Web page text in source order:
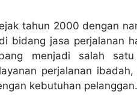
tahun 2000 dengan
bidang jasa perjalanan
menjadi salah
perjalanan
kebutuhan pelanggan.